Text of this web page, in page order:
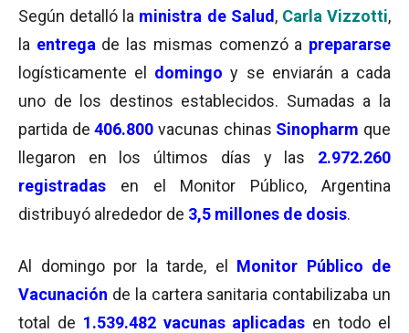
Según detalló la ministra de Salud ,Carla Vizzotti,
la entrega de las mismas comenzó a prepararse
logísticamente el domingo y se enviarán a cada
uno de los destinos establecidos. Sumadas a la
partida de406.800 vacunas chinas Sinopharm que
llegaron en los últimos días y las 2.972.260
registradas
en el Monitor Público, Argentina
distribuyó alrededor de 3,5 millones de dosis.
Al domingo por la tarde, el Monitor Público de
Vacunación de la cartera sanitaria contabilizaba un
total de 1.539.482 vacunas aplicadas en todo el